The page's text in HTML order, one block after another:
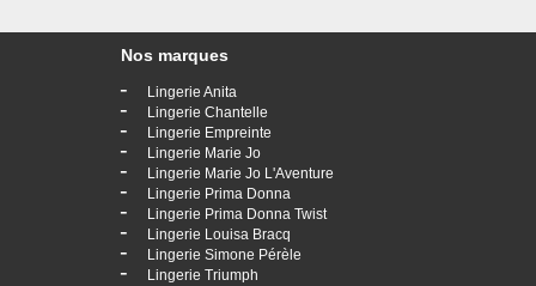
Nos marques
- Lingerie Anita
- Lingerie Chantelle
- Lingerie Empreinte
- Lingerie Marie Jo
- Lingerie Marie Jo L'Aventure
- Lingerie Prima Donna
- Lingerie Prima Donna Twist
- Lingerie Louisa Bracq
- Lingerie Simone Pérèle
- Lingerie Triumph